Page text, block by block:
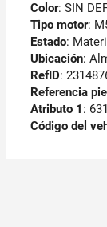
Color: SIN
Tipo motor:
Estado:
Ubicación:
RefID:
Referencia
Atributo 1 :
Código del